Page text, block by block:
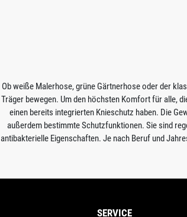
Ob weiße Malerhose, grüne Gärtnerhose oder der
Träger bewegen. Um den höchsten Komfort für alle,
einen bereits integrierten Knieschutz haben. Die
außerdem bestimmte Schutzfunktionen. Sie sind
antibakterielle Eigenschaften. Je nach Beruf und
SERVICE